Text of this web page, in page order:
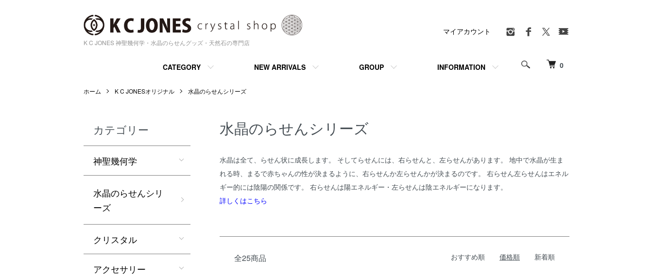
K C JONES 神聖幾何学・水晶のらせんグッズ・天然石の専門店
0
CATEGORY NEW ARRIVALS GROUP INFORMATION
マイアカウント
ホーム K C JONESオリジナル 水晶のらせんシリーズ
水晶のらせんシリーズ
水晶は全て、らせん状に成長します。 そしてらせんには、右らせんと、左らせんがあります。 地中で水晶が生ま
れる時、まるで赤ちゃんの性が決まるように、右らせんか左らせんかが決まるのです。 右らせん左らせんはエネル
ギー的には陰陽の関係です。 右らせんは陽エネルギー・左らせんは陰エネルギーになります。
詳しくはこちら
全25商品 おすすめ順 価格順 新着順
カテゴリー
神聖幾何学
水晶のらせんシリ
ーズ
クリスタル
アクセサリー